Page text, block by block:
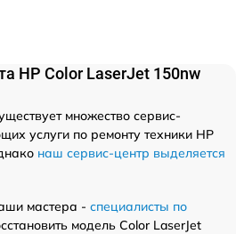
HP Color LaserJet 150nw
множество сервис-
услуги по ремонту техники HP
наш сервис-центр выделяется
мастера - специалисты по
модель Color LaserJet